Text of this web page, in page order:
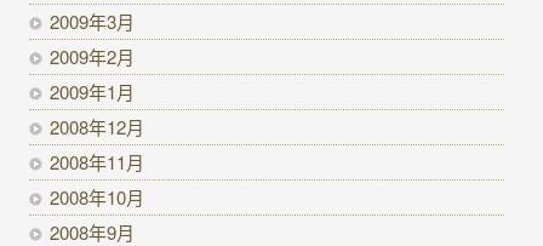
2009年3月
2009年2月
2009年1月
2008年12月
2008年11月
2008年10月
2008年9月